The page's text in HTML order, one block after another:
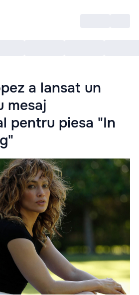
a lansat un
mesaj
pentru piesa "In